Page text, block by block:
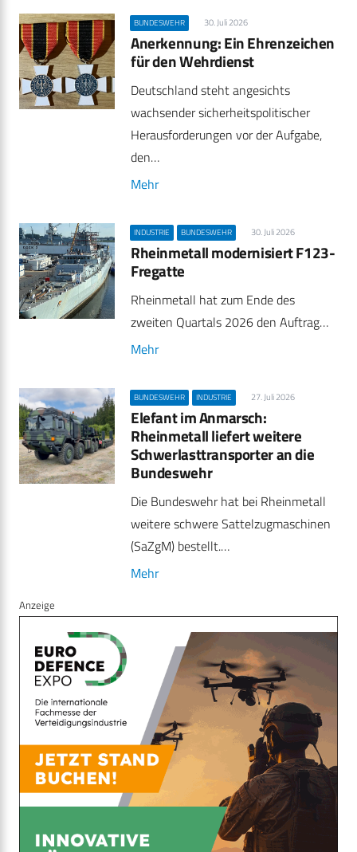
BUNDESWEHR 30. Juli 2026
Anerkennung: Ein Ehrenzeichen
für den Wehrdienst
Deutschland steht angesichts
wachsender sicherheitspolitischer
Herausforderungen vor der Aufgabe,
den…
Mehr
INDUSTRIE BUNDESWEHR 30. Juli 2026
Rheinmetall modernisiert F123-
Fregatte
Rheinmetall hat zum Ende des
zweiten Quartals 2026 den Auftrag…
Mehr
BUNDESWEHR INDUSTRIE 27. Juli 2026
Elefant im Anmarsch:
Rheinmetall liefert weitere
Schwerlasttransporter an die
Bundeswehr
Die Bundeswehr hat bei Rheinmetall
weitere schwere Sattelzugmaschinen
(SaZgM) bestellt.…
Mehr
Anzeige